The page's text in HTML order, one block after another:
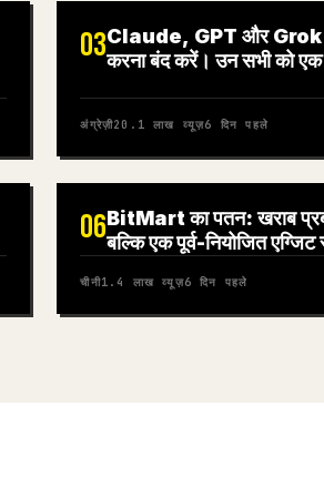
03Claude, GPT और Grok
करना बंद करें। उन सभी को
अंग्रेज़ी20.1 लाख व्यूज़6 दिन पहले
06BitMart का पतन: खराब
बल्कि एक पूर्व-नियोजित
चीनी1.4 लाख व्यूज़6 दिन पहले